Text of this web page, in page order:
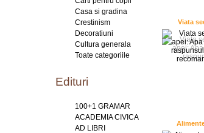
Casa si gradina
Crestinism
Decoratiuni
Cultura generala
Toate categoriile
Edituri
100+1 GRAMAR
ACADEMIA CIVICA
AD LIBRI
Viata